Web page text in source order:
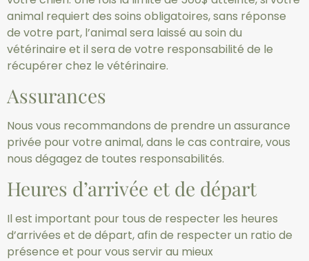
animal requiert des soins obligatoires, sans réponse
de votre part, l’animal sera laissé au soin du
vétérinaire et il sera de votre responsabilité de le
récupérer chez le vétérinaire.
Assurances
Nous vous recommandons de prendre un assurance
privée pour votre animal, dans le cas contraire, vous
nous dégagez de toutes responsabilités.
Heures d’arrivée et de départ
Il est important pour tous de respecter les heures
d’arrivées et de départ, afin de respecter un ratio de
présence et pour vous servir au mieux